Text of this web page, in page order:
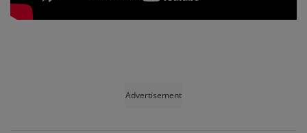
Advertisement